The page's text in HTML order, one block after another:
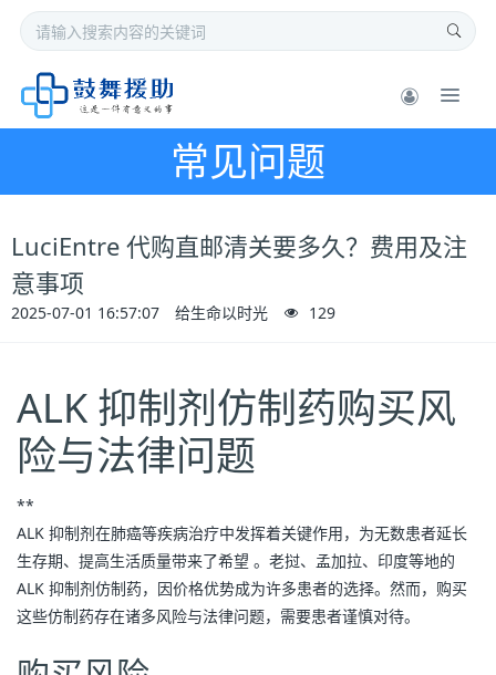
常见问题
LuciEntre 代购直邮清关要多久？费用及注
意事项
2025-07-01 16:57:07 给生命以时光 129
ALK 抑制剂仿制药购买风
险与法律问题
**
ALK 抑制剂在肺癌等疾病治疗中发挥着关键作用，为无数患者延长
生存期、提高生活质量带来了希望 。老挝、孟加拉、印度等地的
ALK 抑制剂仿制药，因价格优势成为许多患者的选择。然而，购买
这些仿制药存在诸多风险与法律问题，需要患者谨慎对待。